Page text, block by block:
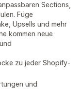
Sections,
Füge
Upsells und mehr
kommen neue
zu jeder Shopify-
und